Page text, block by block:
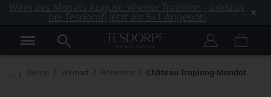
Wein des Monats August: Wiener Tradition - exklusiv
bei Tesdorpf! Jetzt als 5+1 Angebot!
Weine Weinart Rotweine Château Troplong-Mondot